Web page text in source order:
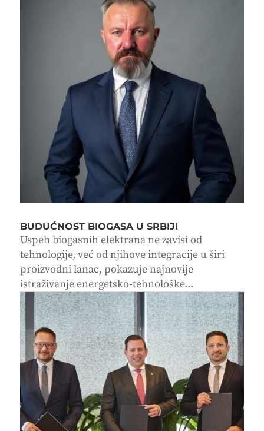
BUDUĆNOST BIOGASA U SRBIJI
Uspeh biogasnih elektrana ne zavisi od
tehnologije, već od njihove integracije u širi
proizvodni lanac, pokazuje najnovije
istraživanje energetsko-tehnološke...